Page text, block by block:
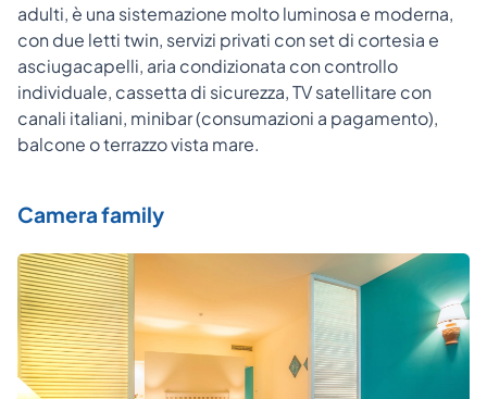
adulti, è una sistemazione molto luminosa e moderna,
con due letti twin, servizi privati con set di cortesia e
asciugacapelli, aria condizionata con controllo
individuale, cassetta di sicurezza, TV satellitare con
canali italiani, minibar (consumazioni a pagamento),
balcone o terrazzo vista mare.
Camera family